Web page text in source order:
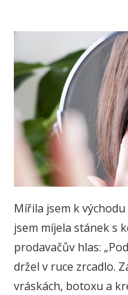
Mířila jsem k
jsem míjela stánek s
prodavačův hlas:
držel v ruce zrcadlo.
vráskách, botoxu a